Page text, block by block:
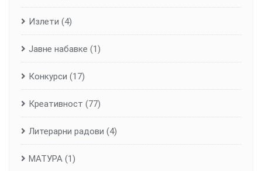
Излети (4)
Јавне набавке (1)
Конкурси (17)
Креативност (77)
Литерарни радови (4)
МАТУРА (1)